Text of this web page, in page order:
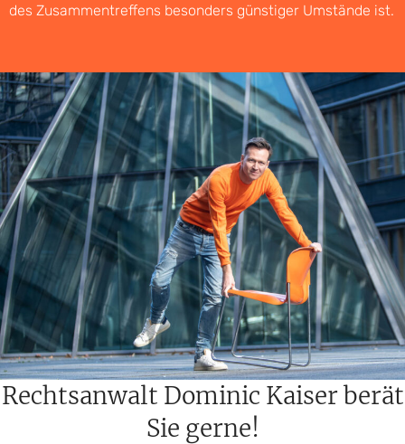
des Zusammentreffens besonders günstiger Umstände ist.
Rechtsanwalt Dominic Kaiser berät
Sie gerne!